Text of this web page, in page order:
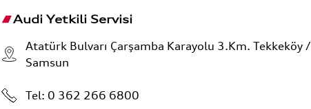
Audi Yetkili Servisi
Atatürk Bulvarı Çarşamba Karayolu 3.Km. Tekkeköy /
Samsun
Tel: 0 362 266 6800